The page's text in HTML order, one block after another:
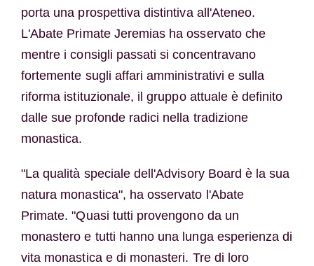
porta una prospettiva distintiva all'Ateneo.
L'Abate Primate Jeremias ha osservato che
mentre i consigli passati si concentravano
fortemente sugli affari amministrativi e sulla
riforma istituzionale, il gruppo attuale è definito
dalle sue profonde radici nella tradizione
monastica.
"La qualità speciale dell'Advisory Board è la sua
natura monastica", ha osservato l'Abate
Primate. "Quasi tutti provengono da un
monastero e tutti hanno una lunga esperienza di
vita monastica e di monasteri. Tre di loro